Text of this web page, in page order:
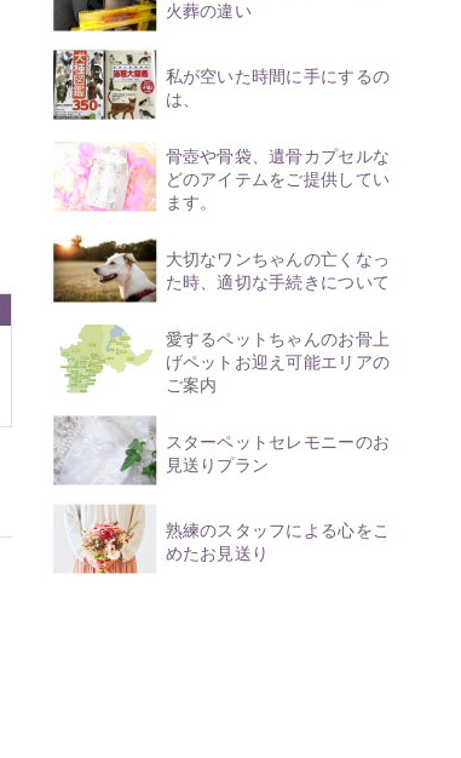
火葬の違い
私が空いた時間に手にするの
は、
骨壺や骨袋、遺骨カプセルな
どのアイテムをご提供してい
ます。
大切なワンちゃんの亡くなっ
た時、適切な手続きについて
愛するペットちゃんのお骨上
げペットお迎え可能エリアの
ご案内
スターペットセレモニーのお
見送りプラン
熟練のスタッフによる心をこ
めたお見送り